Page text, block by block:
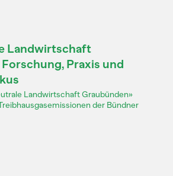
Landwirtschaft
Praxis und
Landwirtschaft Graubünden»
der Bündner